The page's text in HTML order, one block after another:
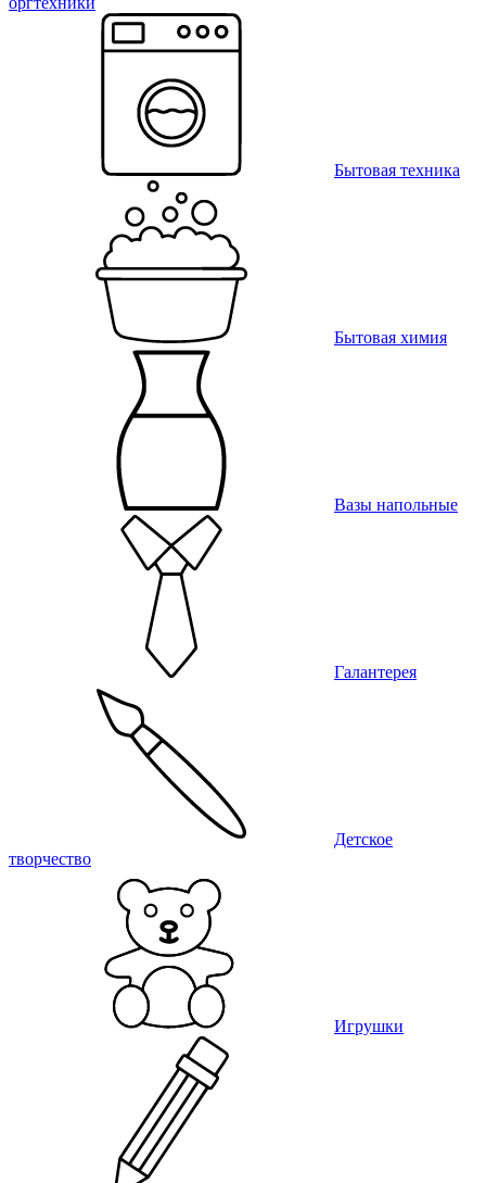
Бытовая техника
Бытовая химия
Вазы напольные
Галантерея
Детское
творчество
Игрушки